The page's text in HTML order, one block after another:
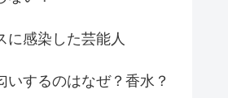
に感染した芸能人
いするのはなぜ？香水？